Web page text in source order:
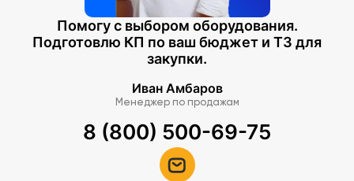
Помогу с выбором оборудования.
Подготовлю КП по ваш бюджет и ТЗ для
закупки.
Иван Амбаров
Менеджер по продажам
8 (800) 500-69-75